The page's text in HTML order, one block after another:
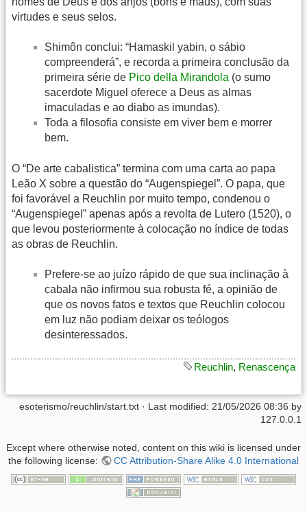
virtudes e seus selos.
Shimôn conclui: “Hamaskil yabin, o sábio
compreenderá”, e recorda a primeira conclusão da
primeira série de Pico della Mirandola (o sumo
sacerdote Miguel oferece a Deus as almas
imaculadas e ao diabo as imundas).
Toda a filosofia consiste em viver bem e morrer
bem.
O “De arte cabalistica” termina com uma carta ao papa
Leão X sobre a questão do “Augenspiegel”. O papa, que
foi favorável a Reuchlin por muito tempo, condenou o
“Augenspiegel” apenas após a revolta de Lutero (1520), o
que levou posteriormente à colocação no índice de todas
as obras de Reuchlin.
Prefere-se ao juízo rápido de que sua inclinação à
cabala não infirmou sua robusta fé, a opinião de
que os novos fatos e textos que Reuchlin colocou
em luz não podiam deixar os teólogos
desinteressados.
Reuchlin, Renascença
esoterismo/reuchlin/start.txt · Last modified: 21/05/2026 08:36 by
127.0.0.1
Except where otherwise noted, content on this wiki is licensed under
the following license:
CC Attribution-Share Alike 4.0 International